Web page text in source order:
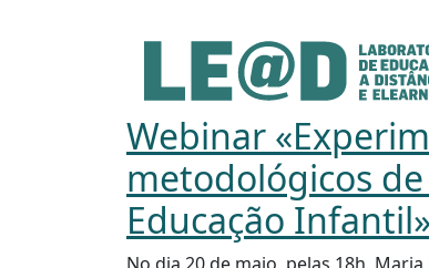
Ir para o conteúdo principal
Informações de acessibilidade
Webinar
metodológicos
Educação